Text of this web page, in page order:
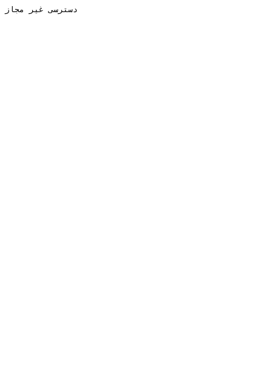
دسترسی غیر مجاز